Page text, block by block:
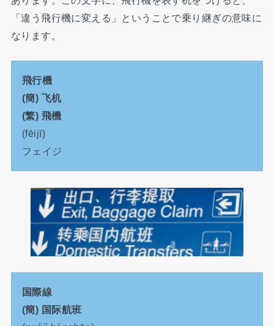
「違う飛行機に変える」ということで乗り継ぎの意味に
なります。
飛行機
(簡) 飞机
(繁) 飛機
(fēijī)
フェイジ
国際線
(簡) 国际航班